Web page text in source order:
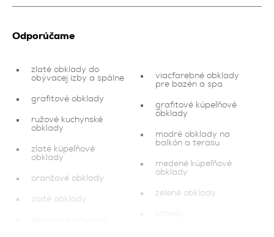
Odporúčame
zlaté obklady do
obývacej izby a spálne
grafitové obklady
ružové kuchynské
obklady
zlaté kúpeľňové
obklady
oranžové obklady
zlaté obklady
viacfarebné obklady
pre bazén a spa
grafitové kúpeľňové
obklady
modré obklady na
balkón a terasu
medené kúpeľňové
obklady
zelené obklady